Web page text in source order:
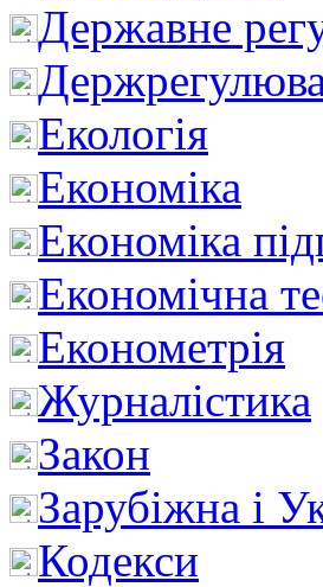
Державне
Екологія
Економіка
Економіка
Економічна
Економетрія
Журналістика
Закон
Зарубіжна і
Кодекси